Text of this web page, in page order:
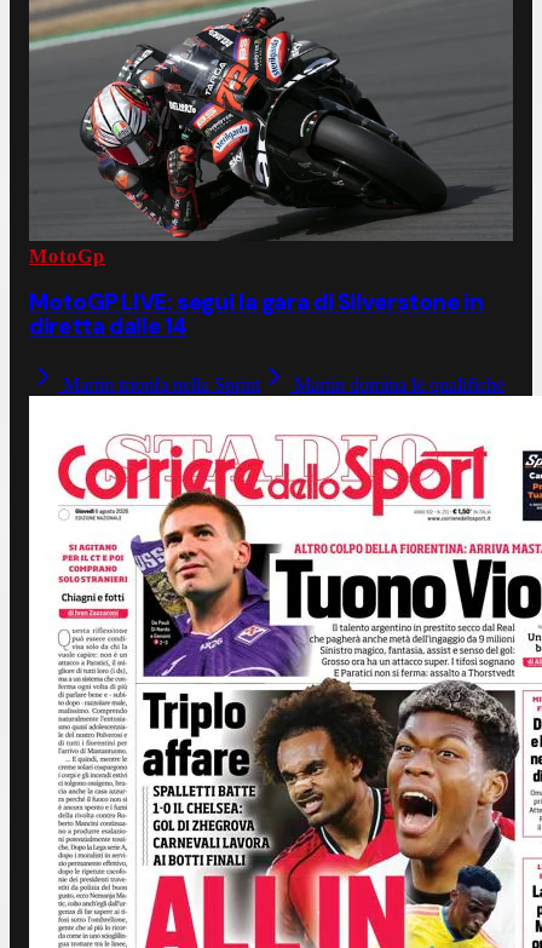
MotoGp
MotoGP LIVE: segui la gara di Silverstone in
diretta dalle 14
Martin trionfa nella Sprint Martin domina le qualifiche